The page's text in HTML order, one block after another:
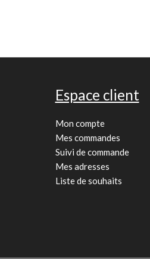
Espace client
Mon compte
Mes commandes
Suivi de commande
Mes adresses
Liste de souhaits